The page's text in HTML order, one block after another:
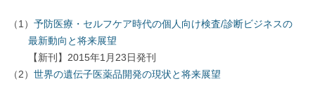
（1） 予防医療・セルフケア時代の個人向け検査/診断ビジネスの
最新動向と将来展望
【新刊】2015年1月23日発刊
（2） 世界の遺伝子医薬品開発の現状と将来展望